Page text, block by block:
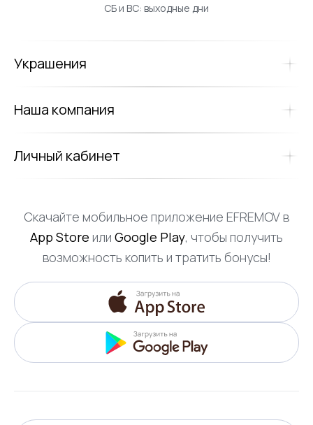
СБ и ВС: выходные дни
Украшения
Наша компания
Личный кабинет
Скачайте мобильное приложение EFREMOV в
App Store или Google Play, чтобы получить
возможность копить и тратить бонусы!